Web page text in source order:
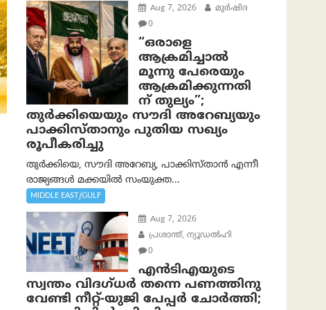
Aug 7, 2026
മുര്‍ഷിദ
0
“ഒരാളെ
ആക്രമിച്ചാല്‍
മൂന്നു പേരെയും
ആക്രമിക്കുന്നതി
ന് തുല്യം”;
തുർക്കിയെയും സൗദി അറേബ്യയും
പാക്കിസ്താനും പുതിയ സഖ്യം
രൂപീകരിച്ചു
തുർക്കിയെ, സൗദി അറേബ്യ, പാക്കിസ്താന്‍ എന്നീ
രാജ്യങ്ങൾ മക്കയിൽ സംയുക്ത...
MIDDLE EAST/GULF
Aug 7, 2026
പ്രശാന്ത്, ന്യൂഡല്‍ഹി
0
എൻ‌ടി‌എയുടെ
സ്വന്തം വിദഗ്ധർ തന്നെ പണത്തിനു
വേണ്ടി നീറ്റ്-യു‌ജി പേപ്പർ ചോർത്തി;